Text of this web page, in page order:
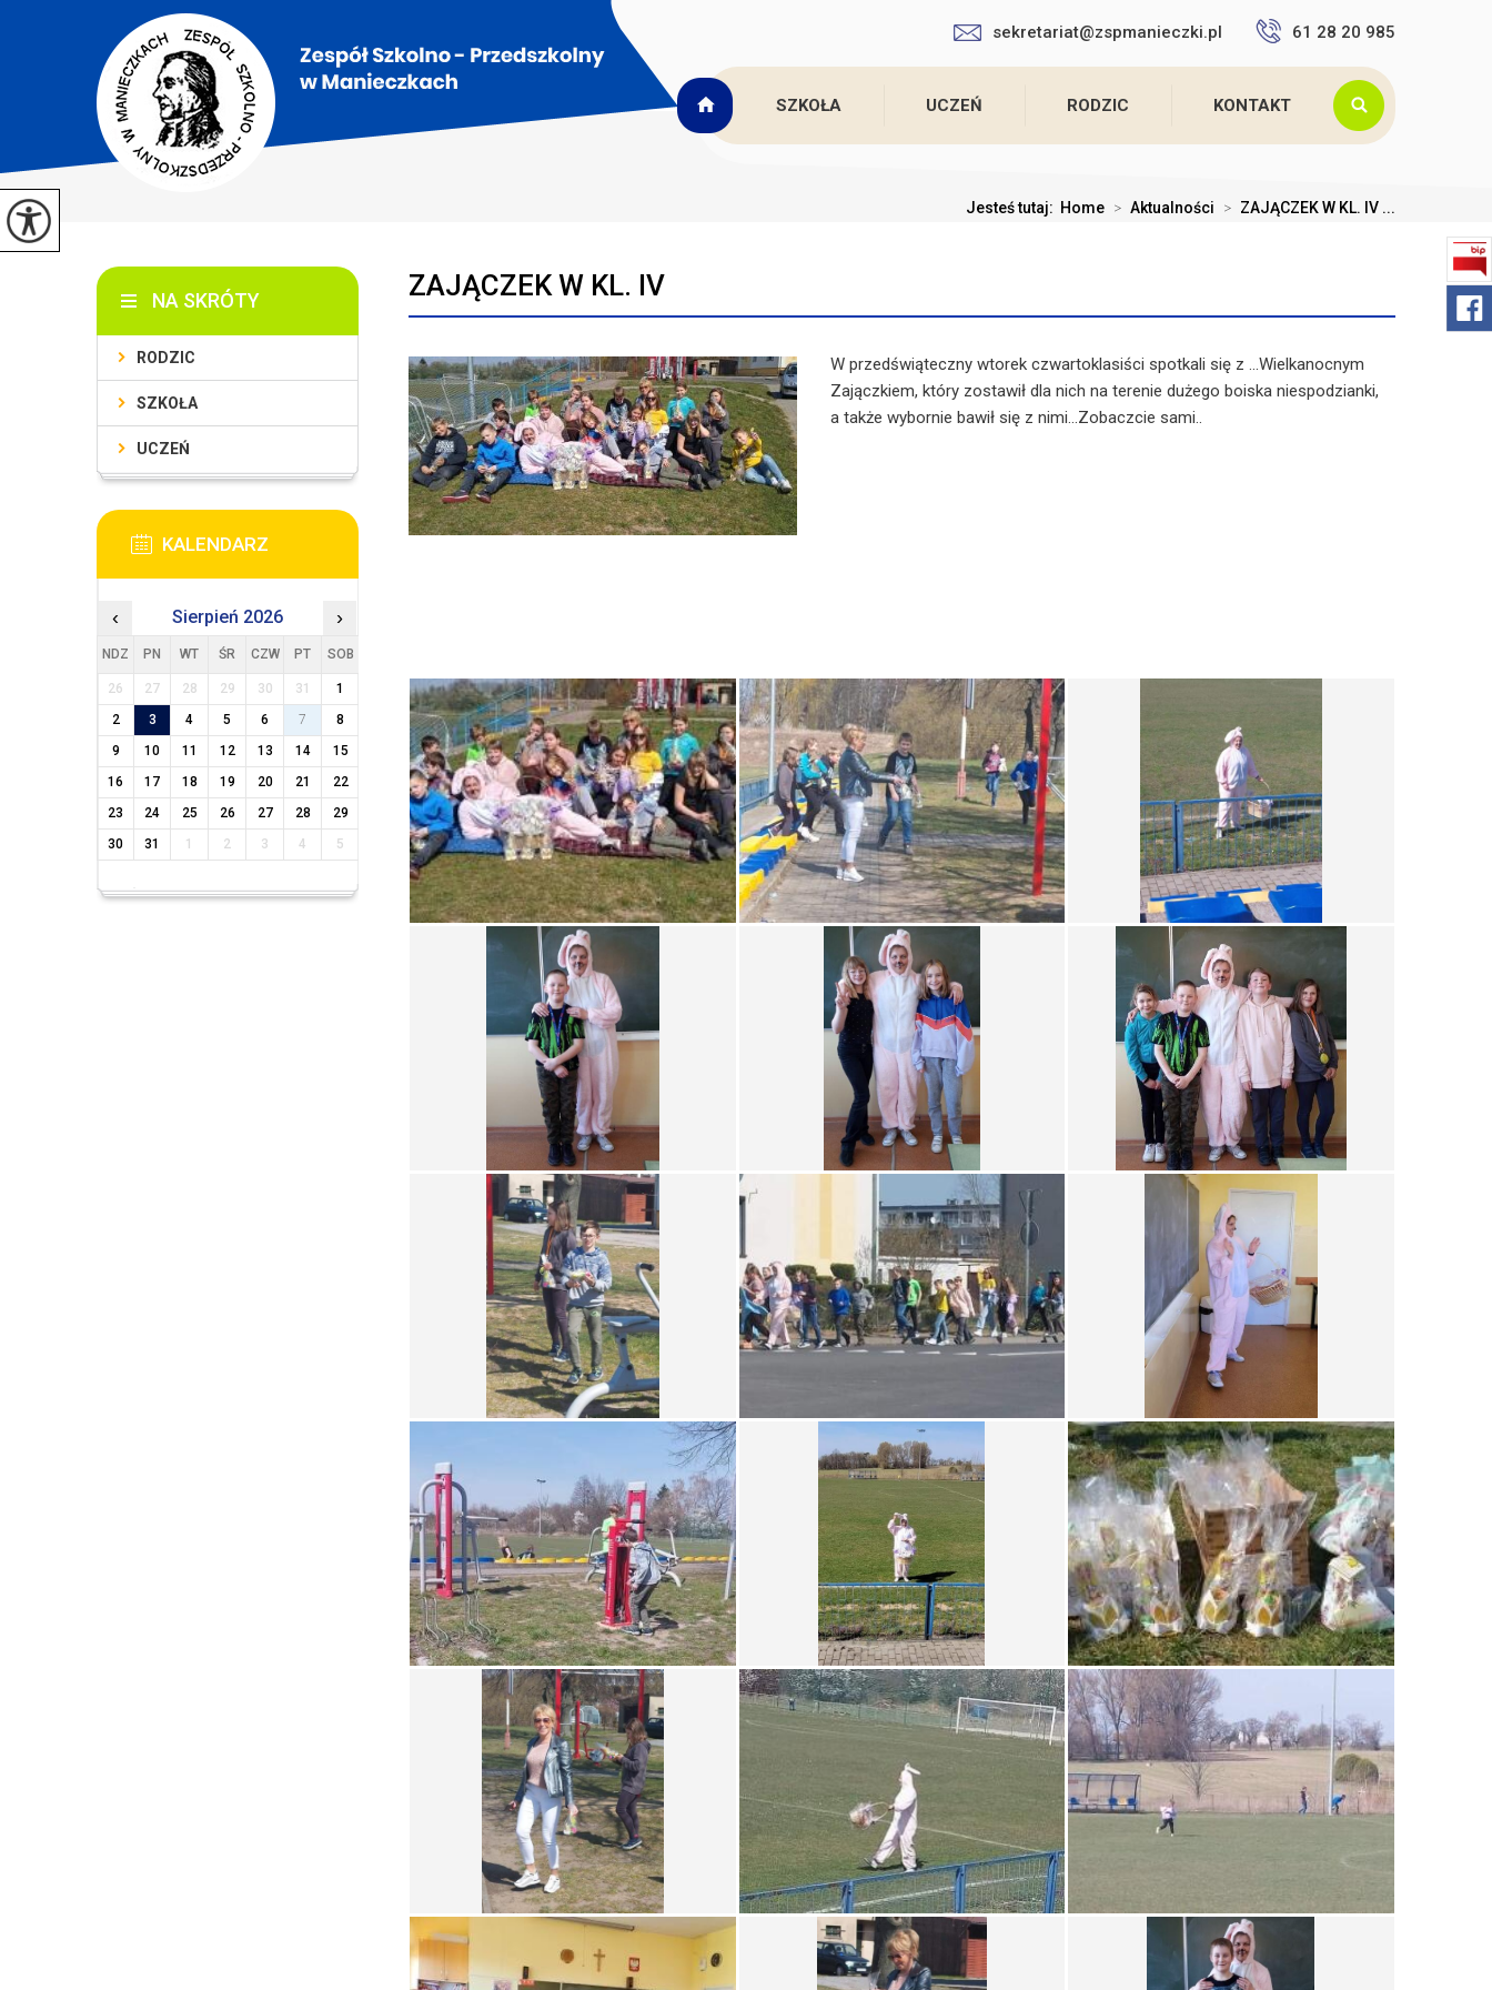
sekretariat@zspmanieczki.pl 61 28 20 985
SZKOŁA UCZEŃ RODZIC KONTAKT
Jesteś tutaj: Home > Aktualności > ZAJĄCZEK W KL. IV ...
ZAJĄCZEK W KL. IV
W przedświąteczny wtorek czwartoklasiści spotkali się z ...Wielkanocnym
Zajączkiem, który zostawił dla nich na terenie dużego boiska niespodzianki,
a także wybornie bawił się z nimi...Zobaczcie sami..
NA SKRÓTY
RODZIC
SZKOŁA
UCZEŃ
KALENDARZ
‹ Sierpień 2026 ›
NDZ PN WT ŚR CZW PT SOB
26 27 28 29 30 31
1
2
3 4 5 6 7
8
9
10 11 12 13 14
15
16
17 18 19 20 21
22
23
24 25 26 27 28
29
30
31 1 2 3 4 5